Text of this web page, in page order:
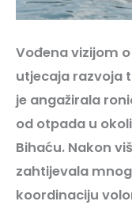
Vođena vizijom
utjecaja razvoja
je angažirala
od otpada u
Bihaću. Nakon
zahtijevala
koordinaciju